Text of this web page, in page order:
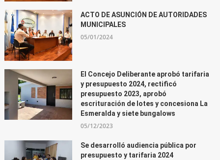
ACTO DE ASUNCIÓN DE AUTORIDADES
MUNICIPALES
05/01/2024
El Concejo Deliberante aprobó tarifaria
y presupuesto 2024, rectificó
presupuesto 2023, aprobó
escrituración de lotes y concesiona La
Esmeralda y siete bungalows
05/12/2023
Se desarrolló audiencia pública por
presupuesto y tarifaria 2024